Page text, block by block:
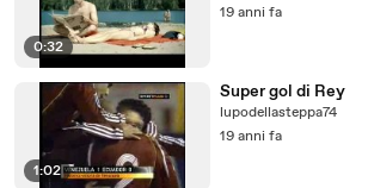
0:32
19 anni fa
1:02
Super gol di Rey
lupodellasteppa74
19 anni fa